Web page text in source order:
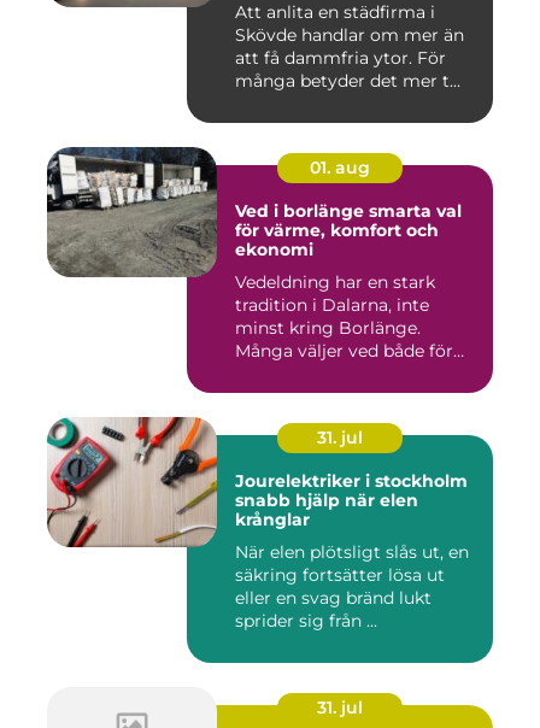
Att anlita en städfirma i
Skövde handlar om mer än
att få dammfria ytor. För
många betyder det mer t...
01. aug
Ved i borlänge smarta val
för värme, komfort och
ekonomi
Vedeldning har en stark
tradition i Dalarna, inte
minst kring Borlänge.
Många väljer ved både för
31. jul
Jourelektriker i stockholm
snabb hjälp när elen
krånglar
När elen plötsligt slås ut, en
säkring fortsätter lösa ut
eller en svag bränd lukt
sprider sig från ...
31. jul